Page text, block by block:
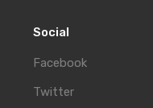
Social
Facebook
Twitter